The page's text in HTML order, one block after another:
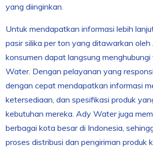
yang diinginkan.
Untuk mendapatkan informasi lebih
pasir silika per ton yang ditawarkan
konsumen dapat langsung
Water. Dengan pelayanan yang
dengan cepat mendapatkan informasi
ketersediaan, dan spesifikasi produk
kebutuhan mereka. Ady Water juga
berbagai kota besar di Indonesia,
proses distribusi dan pengiriman produk